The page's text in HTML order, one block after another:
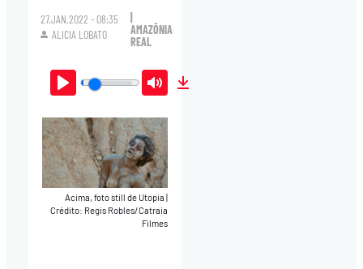
27.JAN.2022 - 08:35
ALICIA LOBATO
AMAZÔNIA
REAL
Play Mute
Acima, foto still de Utopia
Crédito: Regis Robles/Catraia
Filmes